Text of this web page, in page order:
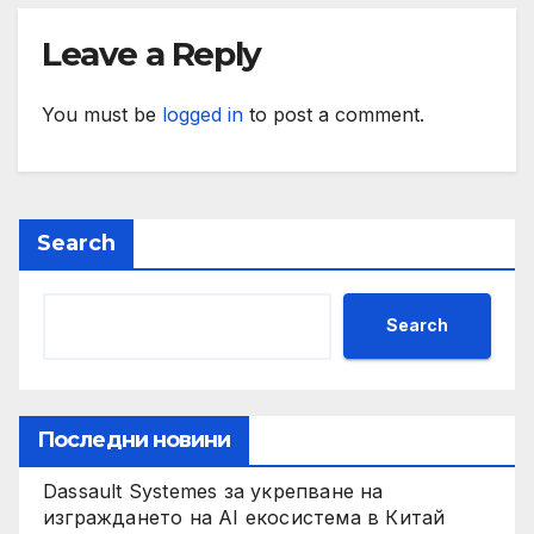
Leave a Reply
You must be logged in to post a comment.
Search
Search
Последни новини
Dassault Systemes за укрепване на
изграждането на AI екосистема в Китай